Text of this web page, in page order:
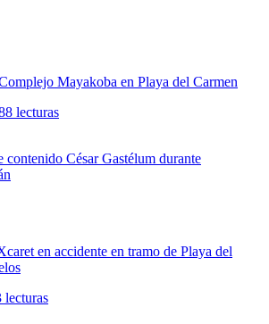
Mayakoba en Playa del Carmen
lecturas
contenido César Gastélum durante
en accidente en tramo de Playa del
lecturas